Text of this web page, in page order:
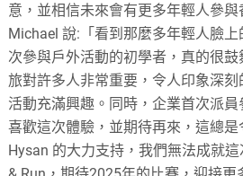
意，並相信未來會有更多年輕人參與
Michael 說:「看到那麼多年輕人臉
次參與戶外活動的初學者，真的很
旅對許多人非常重要，令人印象深
活動充滿興趣。同時，企業首次派
喜歡這次體驗，並期待再來，這總
Hysan 的大力支持，我們無法成就